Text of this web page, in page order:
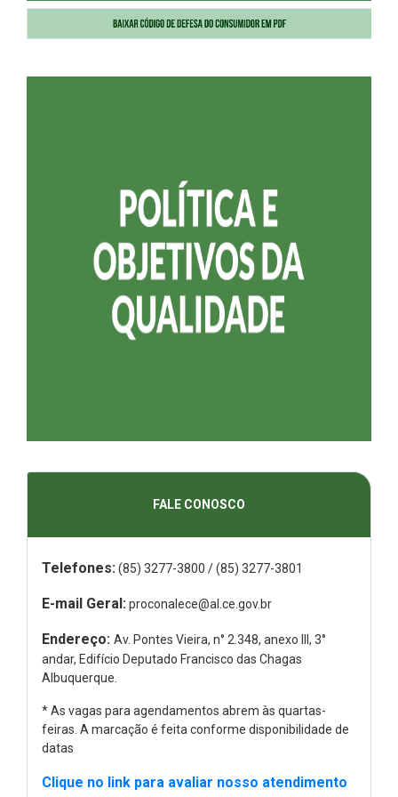
FALE CONOSCO
Telefones:(85) 3277-3800 / (85) 3277-3801
E-mail Geral:proconalece@al.ce.gov.br
Endereço: Av. Pontes Vieira, n° 2.348, anexo III, 3°
andar, Edifício Deputado Francisco das Chagas
Albuquerque.
* As vagas para agendamentos abrem às quartas-
feiras. A marcação é feita conforme disponibilidade de
datas
Clique no link para avaliar nosso atendimento